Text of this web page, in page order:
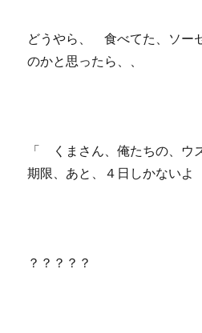
どうやら、 食べてた、ソー
のかと思ったら、、
「 くまさん、俺たちの、ウ
期限、あと、４日しかない
？？？？？